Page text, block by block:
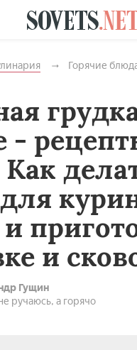
Горячие
-
и
Гущин
ручаюсь, а горячо